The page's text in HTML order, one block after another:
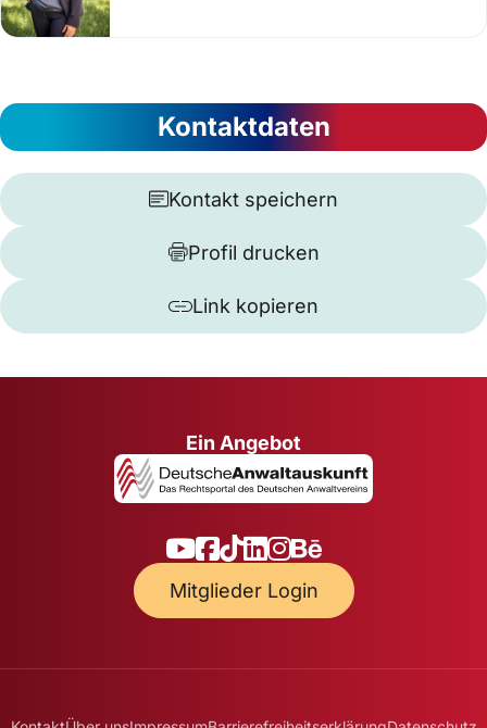
Kontaktdaten
Kontakt speichern
Profil drucken
Link kopieren
Ein Angebot
Mitglieder Login